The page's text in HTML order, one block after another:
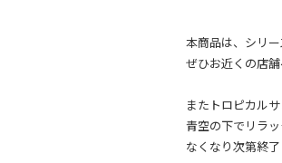
本商品は、シリ
ぜひお近くの店舗
またトロピカル
青空の下でリラ
なくなり次第終